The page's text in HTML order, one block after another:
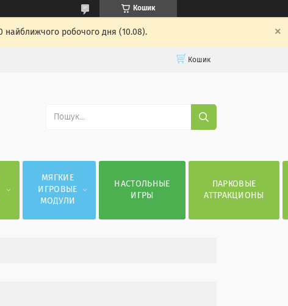
Кошик
найближчого робочого дня (10.08).
Кошик
МЯГКИЕ
ИГРОВЫЕ
МОДУЛИ
НАСТОЛЬНЫЕ
ИГРЫ
ПАРКОВЫЕ
АТТРАКЦИОНЫ